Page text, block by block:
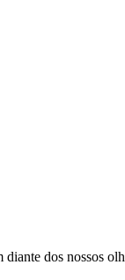
diante dos nossos